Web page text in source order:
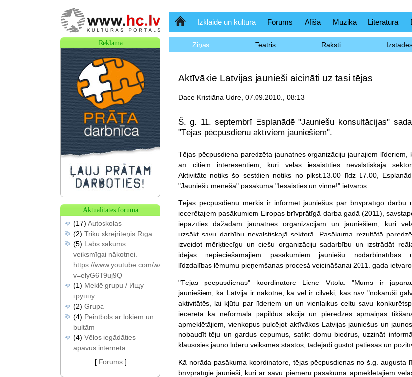
SākumlapaIzklaide un kultūra Forums Afiša Mūzika Literatūra
Ziņas Teātris Raksti
Aktīvākie Latvijas jaunieši aicināti uz tasi tējas
Dace Kristiāna Ūdre, 07.09.2010., 08:13
Š. g. 11. septembrī Esplanādē "Jauniešu konsultācijas"
"Tējas pēcpusdienu aktīviem jauniešiem".
Tējas pēcpusdiena paredzēta jaunatnes organizāciju jaunajiem līderiem,
arī citiem interesentiem, kuri vēlas iesaistīties nevalstiskajā
Aktivitāte notiks šo sestdien notiks no plkst.13.00 līdz 17.00,
"Jauniešu mēneša" pasākuma "Iesaisties un vinnē!" ietvaros.
Tējas pēcpusdienu mērķis ir informēt jauniešus par brīvprātīgo darbu
iecerētajiem pasākumiem Eiropas brīvprātīgā darba gadā (2011),
iepazīties dažādām jaunatnes organizācijām un jauniešiem, kuri
uzsākt savu darbību nevalstiskajā sektorā. Pasākuma rezultātā
izveidot mērķtiecīgu un ciešu organizāciju sadarbību un izstrādāt
idejas nepieciešamajiem pasākumiem jauniešu nodarbinātības
līdzdalības lēmumu pieņemšanas procesā veicināšanai 2011. gada
"Tējas pēcpusdienas" koordinatore Liene Vītola: "Mums ir
jauniešiem, ka Latvijā ir nākotne, ka vēl ir cilvēki, kas nav "nokāruši
aktivitātēs, lai kļūtu par līderiem un un vienlaikus celtu savu
iecerēta kā neformāla papildus akcija un pieredzes apmaiņas
apmeklētājiem, vienkopus pulcējot aktīvākos Latvijas jauniešus un
nobaudīt tēju un gardus cepumus, satikt domu biedrus, uzzināt
klausīsies jauno līderu veiksmes stāstos, tādējādi gūstot patiesas un
Kā norāda pasākuma koordinatore, tējas pēcpusdienas no š.g.
brīvprātīgie jaunieši, kuri ar savu piemēru pasākuma apmeklētājiem
Reklāma
Aktualitātes forumā
(17) Autoskolas
(2) Triku skrejriteņis Rīgā
(5) Labs sākums
veiksmīgai nākotnei.
https://www.youtube.com/watch?
v=elyG6T9uj9Q
(1) Meklē grupu / Ищу
группу
(2) Grupa
(4) Peintbols ar lokiem un
bultām
(4) Vēlos iegādāties
apavus internetā
[ Forums]